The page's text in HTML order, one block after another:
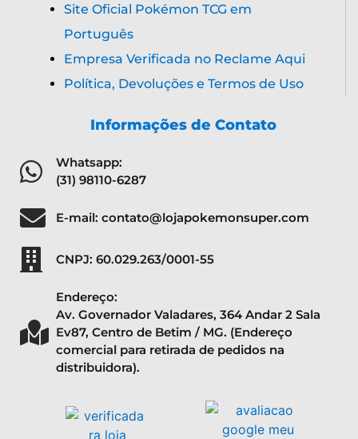
Site Oficial Pokémon TCG em
Português
Empresa Verificada no Reclame Aqui
Política, Devoluções e Termos de Uso
Informações de Contato
Whatsapp:
(31) 98110-6287
E-mail: contato@lojapokemonsuper.com
CNPJ: 60.029.263/0001-55
Endereço:
Av. Governador Valadares, 364 Andar 2 Sala
Ev87, Centro de Betim / MG. (Endereço
comercial para retirada de pedidos na
distribuidora).